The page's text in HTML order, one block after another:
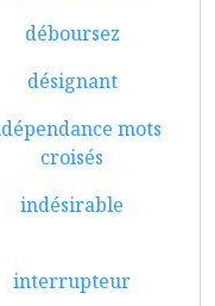
déboursez
désignant
mots
croisés
indésirable
interrupteur